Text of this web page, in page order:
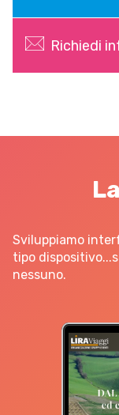
Linvisibile
Richiedi
Sviluppiamo
tipo
nessuno.